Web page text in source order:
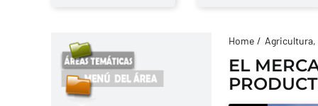
Home Agricultura,
EL